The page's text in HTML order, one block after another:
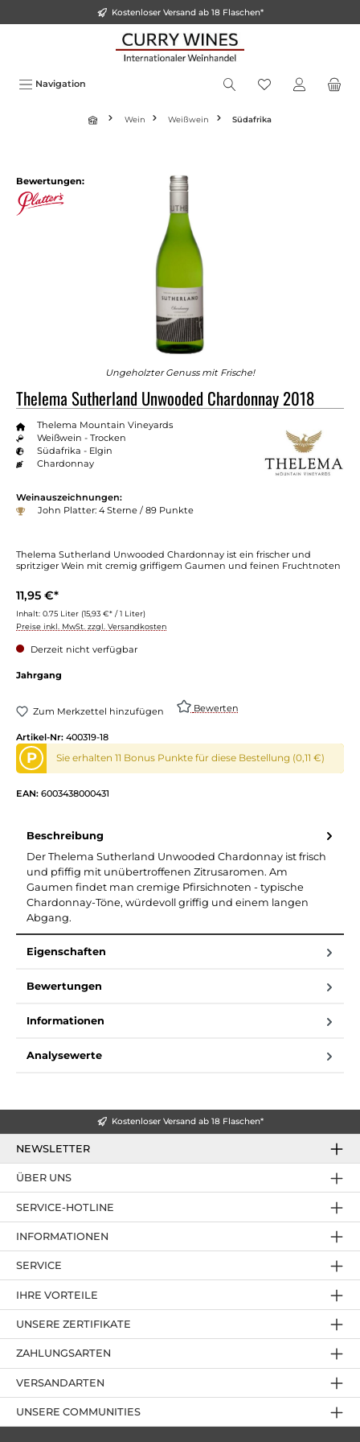
Kostenloser Versand ab 18 Flaschen*
Navigation
Wein Weißwein Südafrika
Bewertungen:
Ungeholzter Genuss mit Frische!
Thelema Sutherland Unwooded Chardonnay 2018
Thelema Mountain Vineyards
Weißwein - Trocken
Südafrika - Elgin
Chardonnay
Weinauszeichnungen:
John Platter: 4 Sterne / 89 Punkte
Thelema Sutherland Unwooded Chardonnay ist ein frischer und
spritziger Wein mit cremig griffigem Gaumen und feinen Fruchtnoten
11,95 €*
Inhalt: 0.75 Liter (15,93 €* / 1 Liter)
Preise inkl. MwSt. zzgl. Versandkosten
Derzeit nicht verfügbar
Jahrgang
Zum Merkzettel hinzufügen Bewerten
Artikel-Nr: 400319-18
P Sie erhalten 11 Bonus Punkte für diese Bestellung (0,11 €)
EAN: 6003438000431
Beschreibung
Der Thelema Sutherland Unwooded Chardonnay ist frisch
und pfiffig mit unübertroffenen Zitrusaromen. Am
Gaumen findet man cremige Pfirsichnoten - typische
Chardonnay-Töne, würdevoll griffig und einem langen
Abgang.
Eigenschaften
Bewertungen
Informationen
Analysewerte
Kostenloser Versand ab 18 Flaschen*
NEWSLETTER
SERVICE-HOTLINE
IHRE VORTEILE
ZAHLUNGSARTEN
ÜBER UNS
UNSERE ZERTIFIKATE
INFORMATIONEN
SERVICE
UNSERE COMMUNITIES
VERSANDARTEN